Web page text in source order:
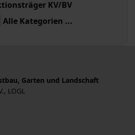
KV/BV
Alle Kategorien ...
Garten und Landschaft
LOGL